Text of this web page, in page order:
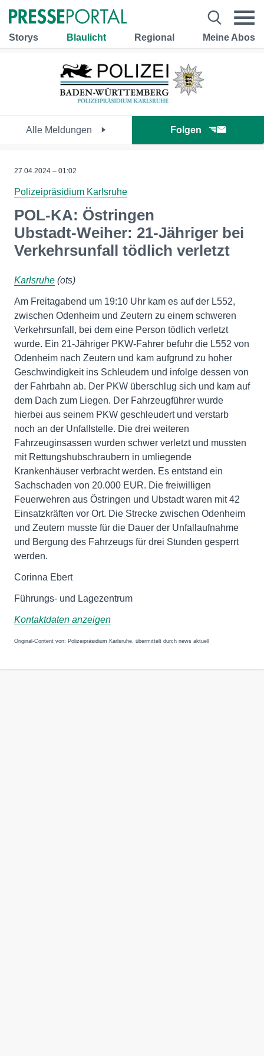
Storys Blaulicht Regional Meine Abos
Alle Meldungen Folgen
27.04.2024 – 01:02
Polizeipräsidium Karlsruhe
POL-KA: Östringen
Ubstadt-Weiher: 21-Jähriger bei
Verkehrsunfall tödlich verletzt
Karlsruhe (ots)
Am Freitagabend um 19:10 Uhr kam es auf der L552,
zwischen Odenheim und Zeutern zu einem schweren
Verkehrsunfall, bei dem eine Person tödlich verletzt
wurde. Ein 21-Jähriger PKW-Fahrer befuhr die L552 von
Odenheim nach Zeutern und kam aufgrund zu hoher
Geschwindigkeit ins Schleudern und infolge dessen von
der Fahrbahn ab. Der PKW überschlug sich und kam auf
dem Dach zum Liegen. Der Fahrzeugführer wurde
hierbei aus seinem PKW geschleudert und verstarb
noch an der Unfallstelle. Die drei weiteren
Fahrzeuginsassen wurden schwer verletzt und mussten
mit Rettungshubschraubern in umliegende
Krankenhäuser verbracht werden. Es entstand ein
Sachschaden von 20.000 EUR. Die freiwilligen
Feuerwehren aus Östringen und Ubstadt waren mit 42
Einsatzkräften vor Ort. Die Strecke zwischen Odenheim
und Zeutern musste für die Dauer der Unfallaufnahme
und Bergung des Fahrzeugs für drei Stunden gesperrt
werden.
Corinna Ebert
Führungs- und Lagezentrum
Kontaktdaten anzeigen
Original-Content von: Polizeipräsidium Karlsruhe, übermittelt durch news aktuell